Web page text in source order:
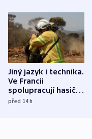
Jiný jazyk i technika.
Ve Francii
spolupracují hasiči z
různých zemí
před 14h